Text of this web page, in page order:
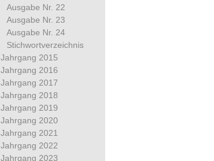
Ausgabe Nr. 22
Ausgabe Nr. 23
Ausgabe Nr. 24
Stichwortverzeichnis
Jahrgang 2015
Jahrgang 2016
Jahrgang 2017
Jahrgang 2018
Jahrgang 2019
Jahrgang 2020
Jahrgang 2021
Jahrgang 2022
Jahrgang 2023